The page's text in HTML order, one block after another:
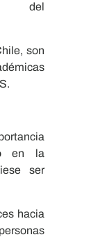
del
son
en la
ser
hacia